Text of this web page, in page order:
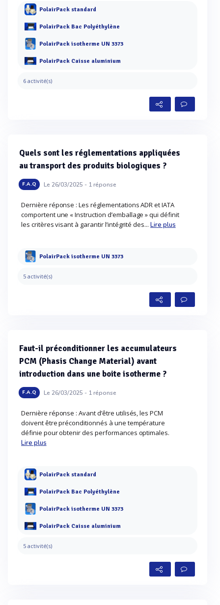
PolairPack standard
PolairPack Bac Polyéthylène
PolairPack isotherme UN 3373
PolairPack Caisse aluminium
6 activité(s)
Quels sont les réglementations appliquées
au transport des produits biologiques ?
F.A.Q Le 26/03/2025 - 1réponse
Dernière réponse : Les réglementations ADR et IATA
comportent une « Instruction d’emballage » qui définit
les critères visant à garantir l’intégrité des...Lire plus
PolairPack isotherme UN 3373
5 activité(s)
Faut-il préconditionner les accumulateurs
PCM (Phasis Change Material) avant
introduction dans une boite isotherme ?
F.A.Q Le 26/03/2025 - 1réponse
Dernière réponse : Avant d’être utilisés, les PCM
doivent être préconditionnés à une température
définie pour obtenir des performances optimales.
Lire plus
PolairPack standard
PolairPack Bac Polyéthylène
PolairPack isotherme UN 3373
PolairPack Caisse aluminium
5 activité(s)